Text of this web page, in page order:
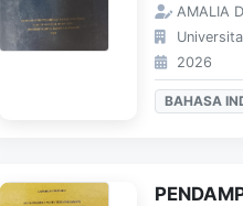
AMALIA
2026
BAHASA